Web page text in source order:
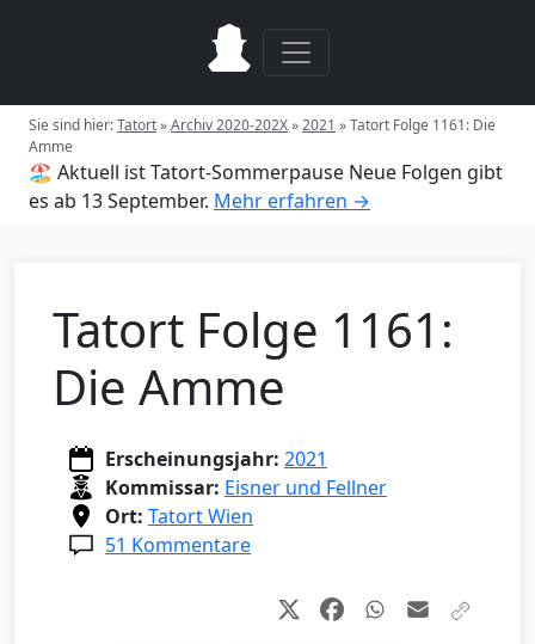
Sie sind hier:Tatort»Archiv 2020-202X»2021 »Tatort Folge 1161: Die
Amme
🏖️ Aktuell ist Tatort-Sommerpause Neue Folgen gibt
es ab 13 September. Mehr erfahren →
Tatort Folge 1161:
Die Amme
Erscheinungsjahr: 2021
Kommissar: Eisner und Fellner
Ort: Tatort Wien
51 Kommentare